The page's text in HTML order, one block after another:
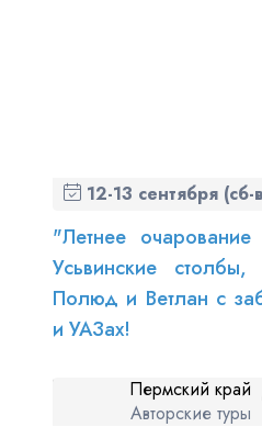
12-13 сентября (сб-
"Летнее
Усьвинские
Полюд и Ветлан с
и УАЗах!
Пермский край
Авторские туры